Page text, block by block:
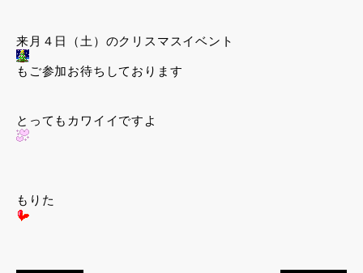
来月４日（土）のクリスマスイベント
もご参加お待ちしております
とってもカワイイですよ
もりた